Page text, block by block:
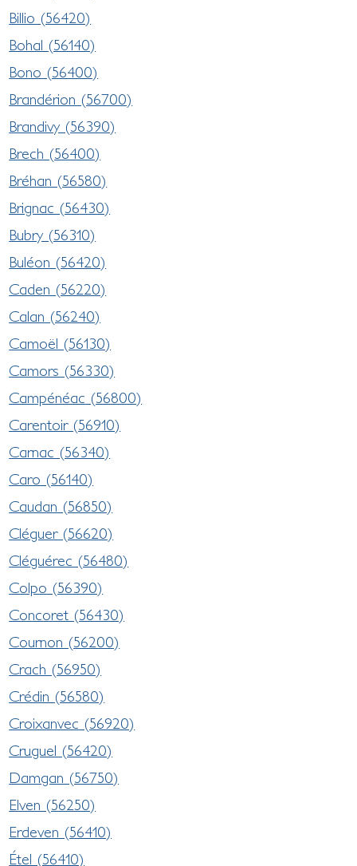
Billio (56420)
Bohal (56140)
Bono (56400)
Brandérion (56700)
Brandivy (56390)
Brech (56400)
Bréhan (56580)
Brignac (56430)
Bubry (56310)
Buléon (56420)
Caden (56220)
Calan (56240)
Camoël (56130)
Camors (56330)
Campénéac (56800)
Carentoir (56910)
Carnac (56340)
Caro (56140)
Caudan (56850)
Cléguer (56620)
Cléguérec (56480)
Colpo (56390)
Concoret (56430)
Cournon (56200)
Crach (56950)
Crédin (56580)
Croixanvec (56920)
Cruguel (56420)
Damgan (56750)
Elven (56250)
Erdeven (56410)
Étel (56410)